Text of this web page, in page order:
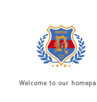
Welcome to our